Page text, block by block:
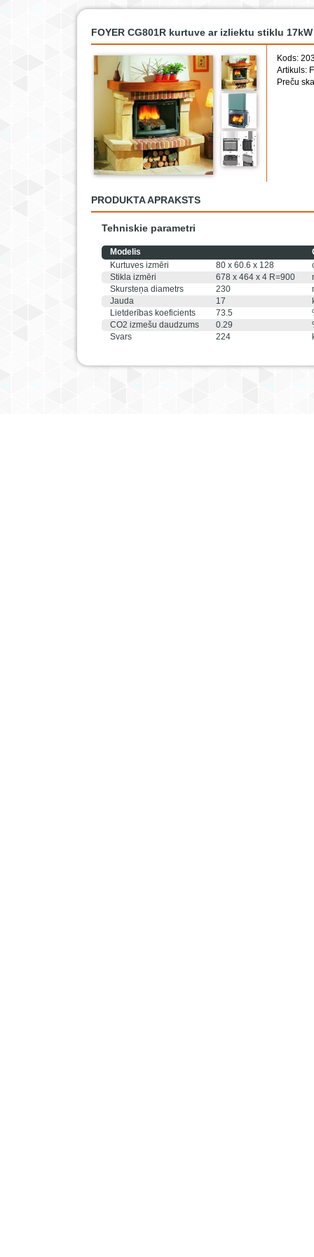
FOYER CG801R kurtuve ar izliektu stiklu 17kW
Kods:
Artikuls:
Preču
PRODUKTA APRAKSTS
Tehniskie parametri
Modelis
Kurtuves izmēri
80 x 60.6 x 128
Stikla izmēri
678 x 464 x 4 R=900
Skursteņa diametrs
230
Jauda
17
Lietderības koeficients
73.5
CO2 izmešu daudzums
0.29
Svars
224